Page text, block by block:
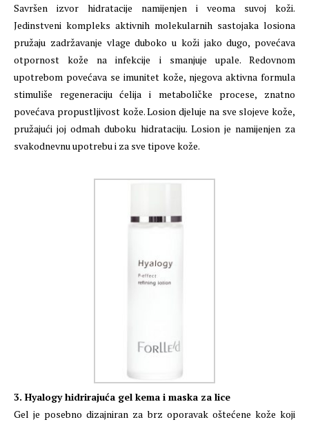
Savršen izvor hidratacije namijenjen i veoma suvoj koži.
Jedinstveni kompleks aktivnih molekularnih sastojaka losiona
pružaju zadržavanje vlage duboko u koži jako dugo, povećava
otpornost kože na infekcije i smanjuje upale. Redovnom
upotrebom povećava se imunitet kože, njegova aktivna formula
stimuliše regeneraciju ćelija i metaboličke procese, znatno
povećava propustljivost kože. Losion djeluje na sve slojeve kože,
pružajući joj odmah duboku hidrataciju. Losion je namijenjen za
svakodnevnu upotrebu i za sve tipove kože.
3. Hyalogy hidrirajuća gel kema i maska za lice
Gel je posebno dizajniran za brz oporavak oštećene kože koji